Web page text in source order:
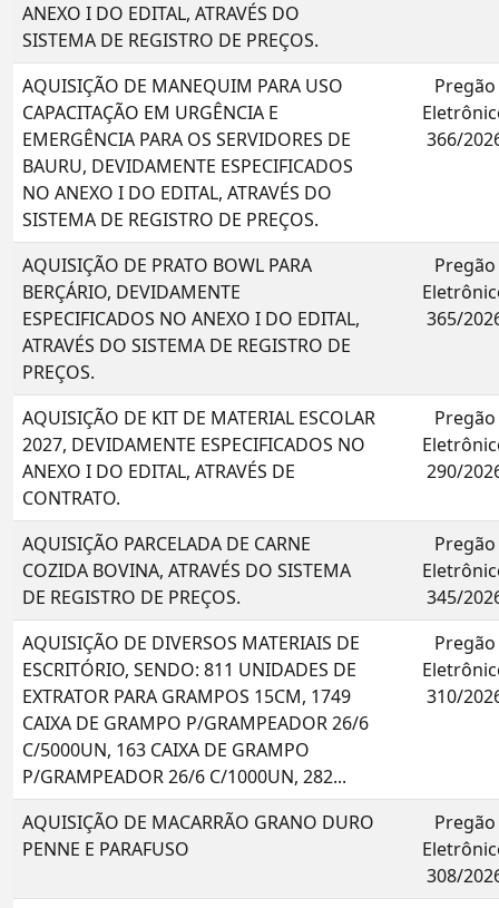
ANEXO I DO EDITAL, ATRAVÉS DO
SISTEMA DE REGISTRO DE PREÇOS.
AQUISIÇÃO DE MANEQUIM PARA USO
CAPACITAÇÃO EM URGÊNCIA E
EMERGÊNCIA PARA OS SERVIDORES DE
BAURU, DEVIDAMENTE ESPECIFICADOS
NO ANEXO I DO EDITAL, ATRAVÉS DO
SISTEMA DE REGISTRO DE PREÇOS.
Pregão
366/
AQUISIÇÃO DE PRATO BOWL PARA
BERÇÁRIO, DEVIDAMENTE
ESPECIFICADOS NO ANEXO I DO EDITAL,
ATRAVÉS DO SISTEMA DE REGISTRO DE
PREÇOS.
Pregão
365/
AQUISIÇÃO DE KIT DE MATERIAL ESCOLAR
2027, DEVIDAMENTE ESPECIFICADOS NO
ANEXO I DO EDITAL, ATRAVÉS DE
CONTRATO.
Pregão
290/
AQUISIÇÃO PARCELADA DE CARNE
COZIDA BOVINA, ATRAVÉS DO SISTEMA
DE REGISTRO DE PREÇOS.
Pregão
345/
AQUISIÇÃO DE DIVERSOS MATERIAIS DE
ESCRITÓRIO, SENDO: 811 UNIDADES DE
EXTRATOR PARA GRAMPOS 15CM, 1749
CAIXA DE GRAMPO P/GRAMPEADOR 26/6
C/5000UN, 163 CAIXA DE GRAMPO
P/GRAMPEADOR 26/6 C/1000UN, 282...
Pregão
310/
AQUISIÇÃO DE MACARRÃO GRANO DURO
PENNE E PARAFUSO
Pregão
308/